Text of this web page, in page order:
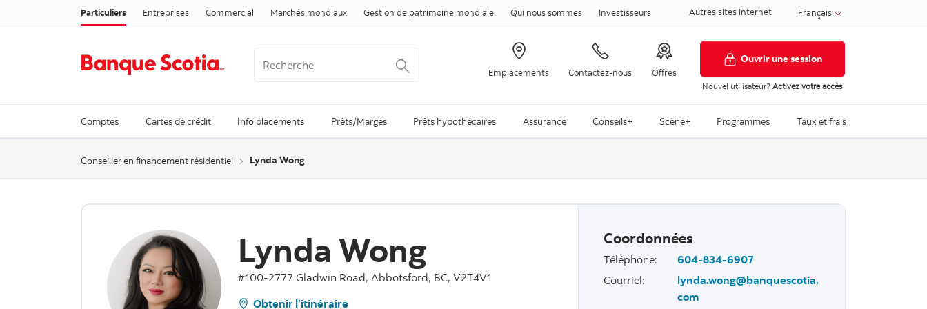
Passer au contenu
Particuliers Entreprises Commercial Marchés mondiaux Gestion de patrimoine mondiale Qui nous sommes Investisseurs Autres sites internet Français
Emplacements Contactez-nous Offres
Ouvrir une session
Nouvel utilisateur?Activez votre accès
Comptes Cartes de crédit Info placements Prêts/Marges Prêts hypothécaires Assurance Conseils+ Scène+ Programmes Taux et frais
Conseiller en financement résidentiel Lynda Wong
Lynda Wong
#100-2777 Gladwin Road, Abbotsford, BC, V2T4V1
Obtenir l’itinéraire
Coordonnées
Téléphone:
604-834-6907
Courriel:
lynda.wong@banquescotia.
com